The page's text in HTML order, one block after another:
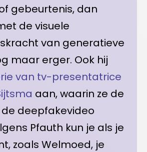
gebeurtenis, dan
de visuele
van generatieve
maar erger. Ook hij
van tv-presentatrice
aan, waarin ze de
deepfakevideo
Pfauth kun je als je
zoals Welmoed, je